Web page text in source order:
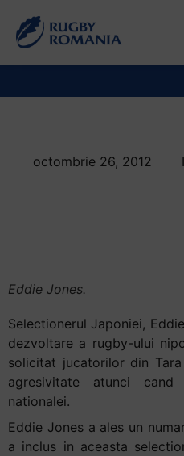
octombrie 26, 2012
Eddie Jones.
Selectionerul Japoniei,
dezvoltare a rugby-ului
solicitat jucatorilor din
agresivitate atunci
nationalei.
Eddie Jones a ales un
a inclus in aceasta